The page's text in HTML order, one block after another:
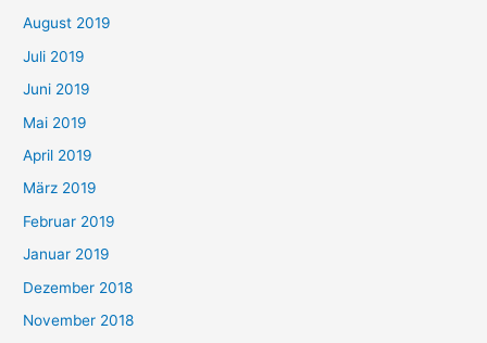
August 2019
Juli 2019
Juni 2019
Mai 2019
April 2019
März 2019
Februar 2019
Januar 2019
Dezember 2018
November 2018